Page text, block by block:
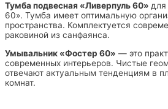
Тумба подвесная «Ливерпуль 60» для
60». Тумба имеет оптимальную
пространства. Комплектуется
раковиной из санфаянса.
Умывальник «Фостер 60» — это
современных интерьеров. Чистые
отвечают актуальным тенденциям в
комнат.